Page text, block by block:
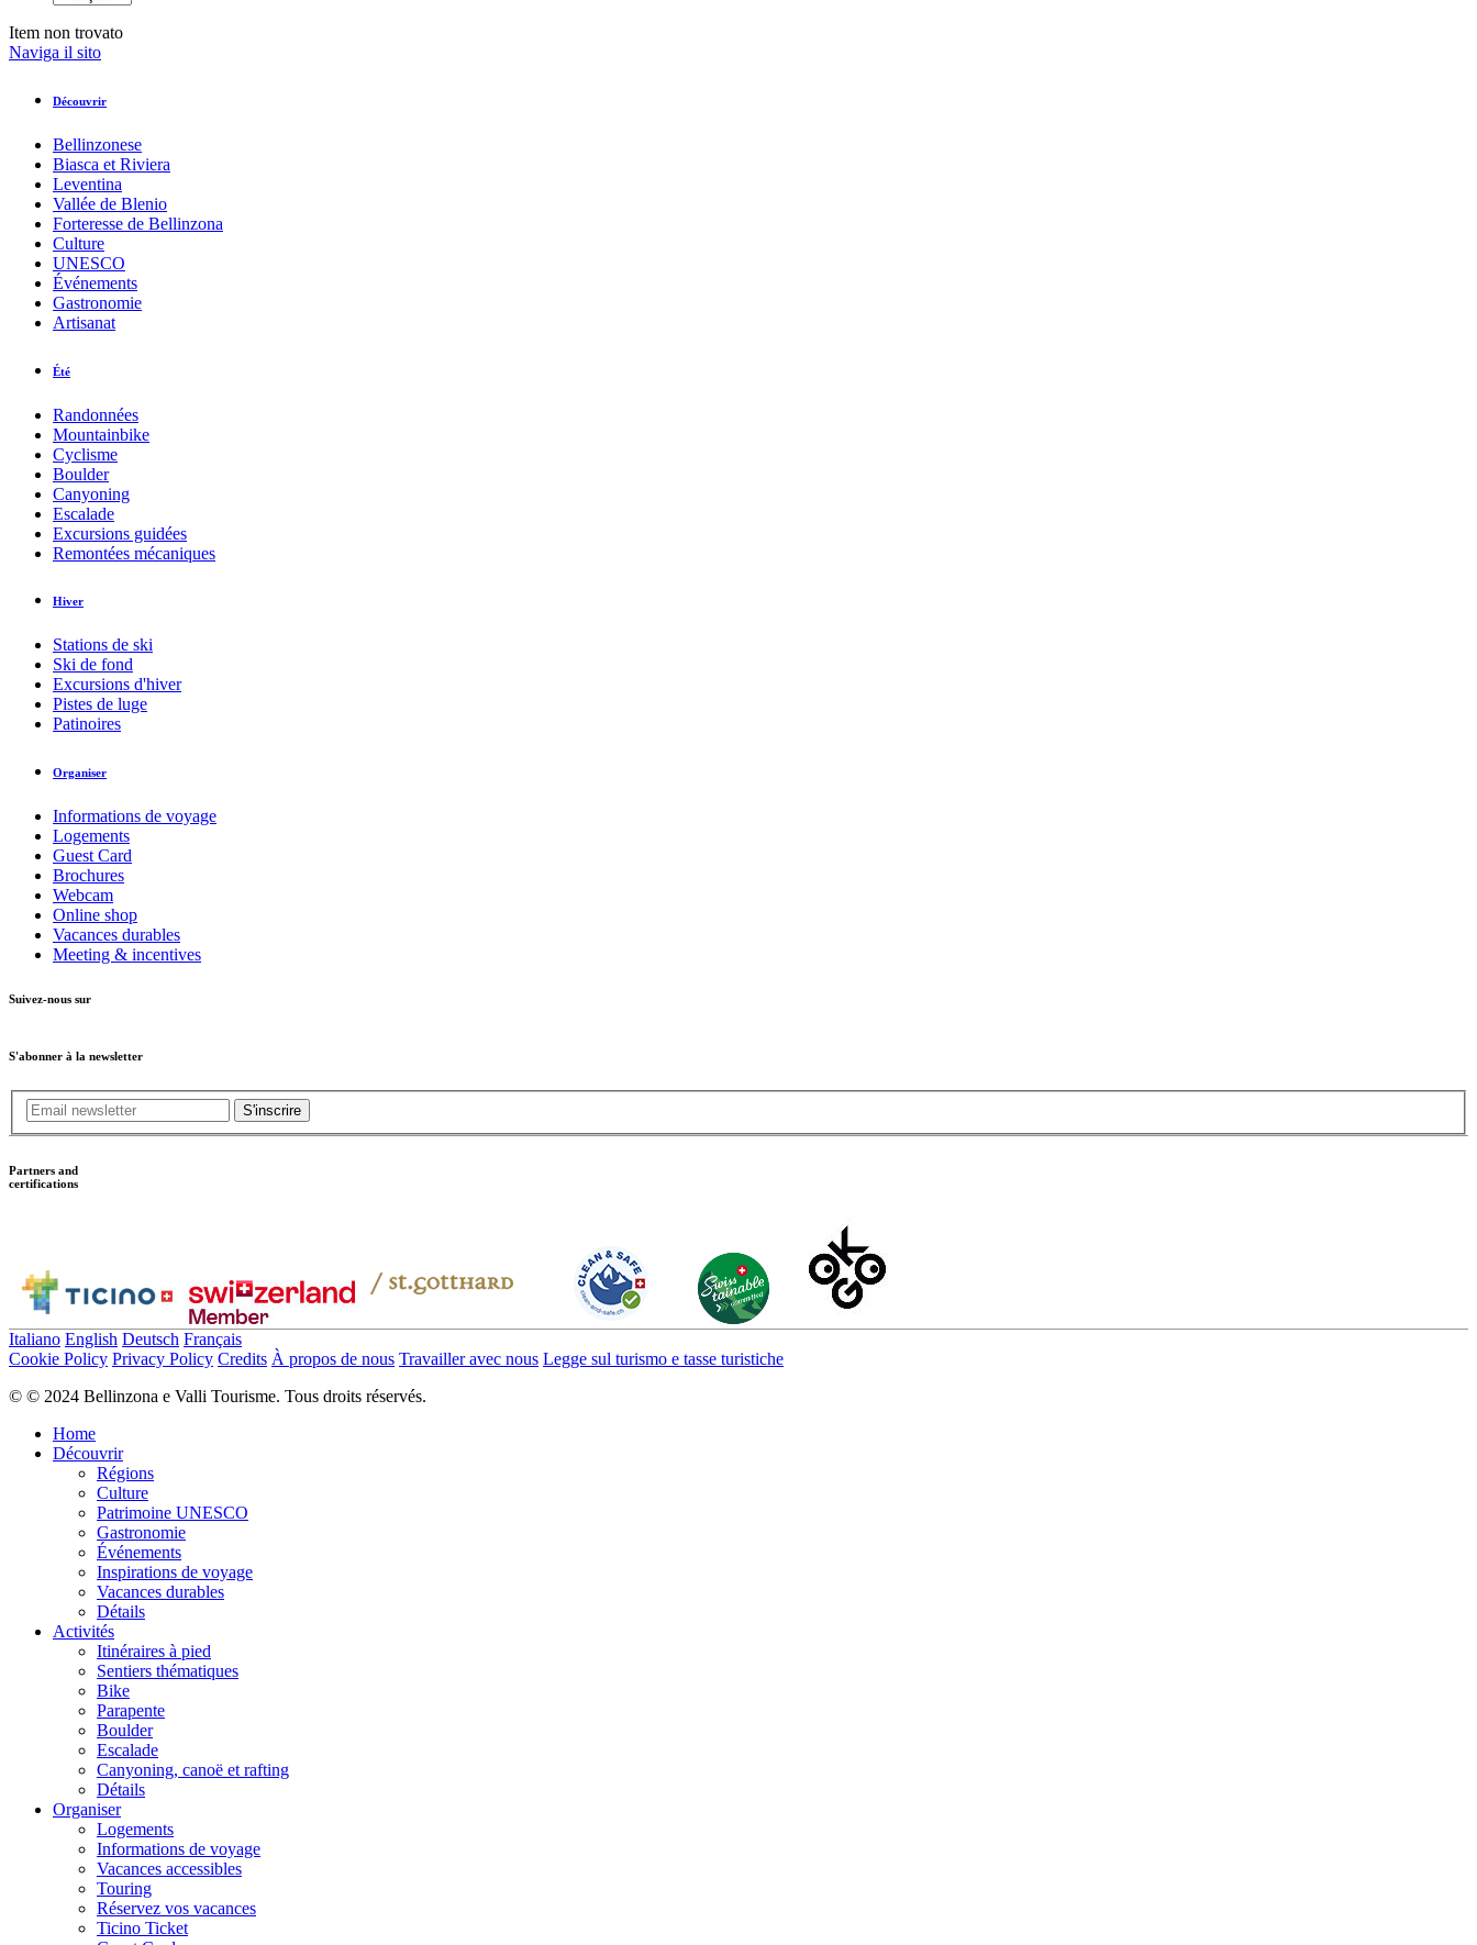
Item non trovato
Naviga il sito
Découvrir
Bellinzonese
Biasca et Riviera
Leventina
Vallée de Blenio
Forteresse de Bellinzona
Culture
UNESCO
Événements
Gastronomie
Artisanat
Été
Randonnées
Mountainbike
Cyclisme
Boulder
Canyoning
Escalade
Excursions guidées
Remontées mécaniques
Hiver
Stations de ski
Ski de fond
Excursions d'hiver
Pistes de luge
Patinoires
Organiser
Informations de voyage
Logements
Guest Card
Brochures
Webcam
Online shop
Vacances durables
Meeting & incentives
Suivez-nous sur
S'abonner à la newsletter
S'inscrire
Partners and
certifications
Italiano English Deutsch Français
Cookie Policy Privacy Policy Credits À propos de nous Travailler avec nous Legge sul turismo e tasse turistiche
© © 2024 Bellinzona e Valli Tourisme. Tous droits réservés.
Home
Découvrir
Régions
Culture
Patrimoine UNESCO
Gastronomie
Événements
Inspirations de voyage
Vacances durables
Détails
Activités
Itinéraires à pied
Sentiers thématiques
Bike
Parapente
Boulder
Escalade
Canyoning, canoë et rafting
Détails
Organiser
Logements
Informations de voyage
Vacances accessibles
Touring
Réservez vos vacances
Ticino Ticket